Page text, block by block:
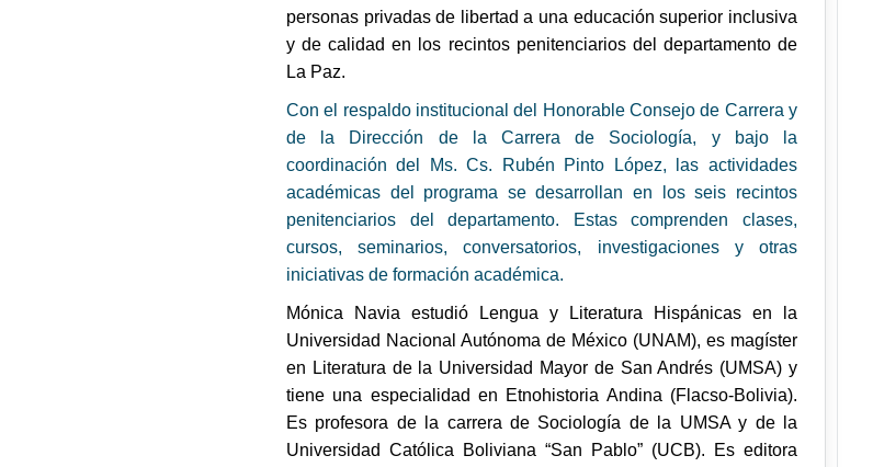
personas privadas de libertad a una educación superior inclusiva
y de calidad en los recintos penitenciarios del departamento de
La Paz.
Con el respaldo institucional del Honorable Consejo de Carrera y
de la Dirección de la Carrera de Sociología, y bajo la
coordinación del Ms. Cs. Rubén Pinto López, las actividades
académicas del programa se desarrollan en los seis recintos
penitenciarios del departamento. Estas comprenden clases,
cursos, seminarios, conversatorios, investigaciones y otras
iniciativas de formación académica.
Mónica Navia estudió Lengua y Literatura Hispánicas en la
Universidad Nacional Autónoma de México (UNAM), es magíster
en Literatura de la Universidad Mayor de San Andrés (UMSA) y
tiene una especialidad en Etnohistoria Andina (Flacso-Bolivia).
Es profesora de la carrera de Sociología de la UMSA y de la
Universidad Católica Boliviana “San Pablo” (UCB). Es editora